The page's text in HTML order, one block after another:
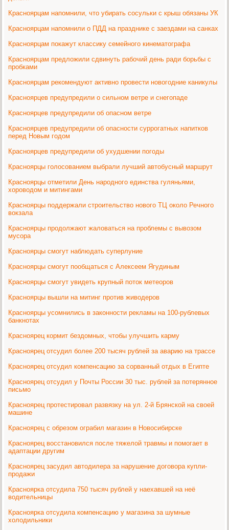
Красноярцам напомнили, что убирать сосульки с крыш обязаны УК
Красноярцам напомнили о ПДД на празднике с заездами на санках
Красноярцам покажут классику семейного кинематографа
Красноярцам предложили сдвинуть рабочий день ради борьбы с
пробками
Красноярцам рекомендуют активно провести новогодние каникулы
Красноярцев предупредили о сильном ветре и снегопаде
Красноярцев предупредили об опасном ветре
Красноярцев предупредили об опасности суррогатных напитков
перед Новым годом
Красноярцев предупредили об ухудшении погоды
Красноярцы голосованием выбрали лучший автобусный маршрут
Красноярцы отметили День народного единства гуляньями,
хороводом и митингами
Красноярцы поддержали строительство нового ТЦ около Речного
вокзала
Красноярцы продолжают жаловаться на проблемы с вывозом
мусора
Красноярцы смогут наблюдать суперлуние
Красноярцы смогут пообщаться с Алексеем Ягудиным
Красноярцы смогут увидеть крупный поток метеоров
Красноярцы вышли на митинг против живодеров
Красноярцы усомнились в законности рекламы на 100-рублевых
банкнотах
Красноярец кормит бездомных, чтобы улучшить карму
Красноярец отсудил более 200 тысяч рублей за аварию на трассе
Красноярец отсудил компенсацию за сорванный отдых в Египте
Красноярец отсудил у Почты России 30 тыс. рублей за потерянное
письмо
Красноярец протестировал развязку на ул. 2-й Брянской на своей
машине
Красноярец с обрезом ограбил магазин в Новосибирске
Красноярец восстановился после тяжелой травмы и помогает в
адаптации другим
Красноярец засудил автодилера за нарушение договора купли-
продажи
Красноярка отсудила 750 тысяч рублей у наехавшей на неё
водительницы
Красноярка отсудила компенсацию у магазина за шумные
холодильники